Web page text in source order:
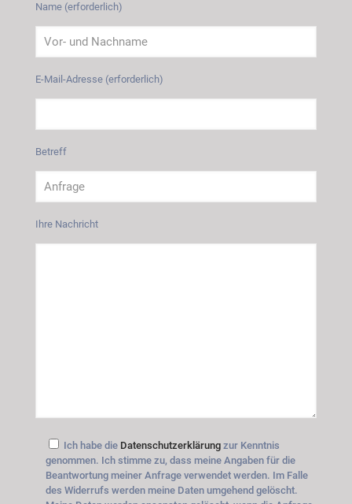
Name (erforderlich)
E-Mail-Adresse (erforderlich)
Betreff
Ihre Nachricht
Ich habe die Datenschutzerklärung zur Kenntnis
genommen. Ich stimme zu, dass meine Angaben für die
Beantwortung meiner Anfrage verwendet werden. Im Falle
des Widerrufs werden meine Daten umgehend gelöscht.